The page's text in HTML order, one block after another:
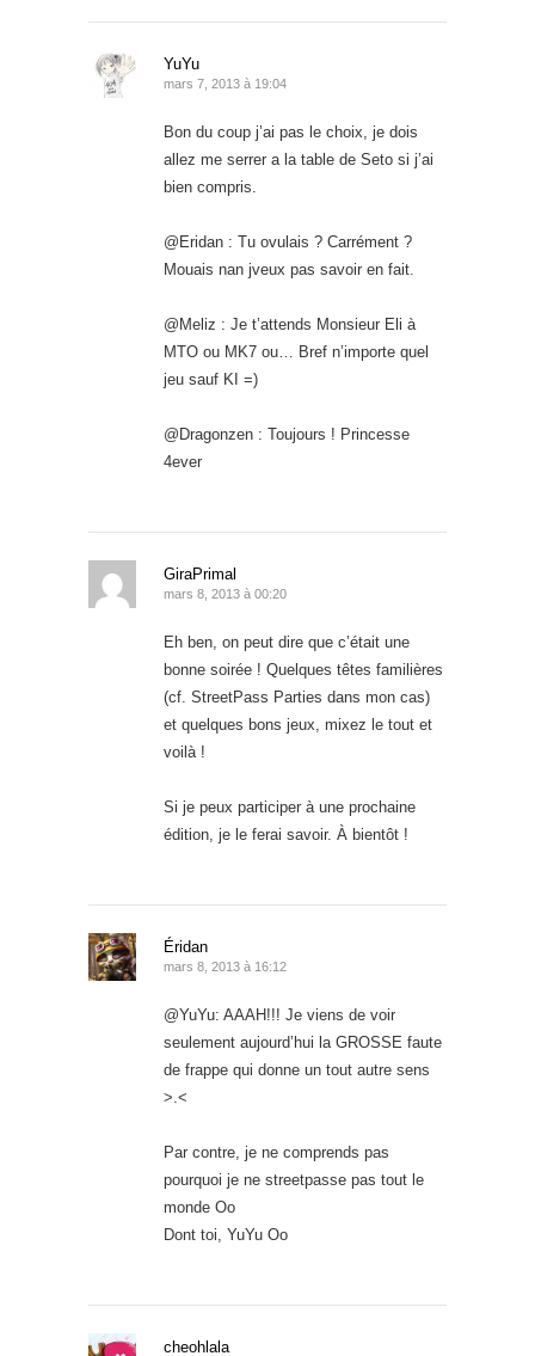
YuYu
mars 7, 2013 à 19:04
Bon du coup j’ai pas le choix, je dois
allez me serrer a la table de Seto si j’ai
bien compris.
@Eridan : Tu ovulais ? Carrément ?
Mouais nan jveux pas savoir en fait.
@Meliz : Je t’attends Monsieur Eli à
MTO ou MK7 ou… Bref n’importe quel
jeu sauf KI =)
@Dragonzen : Toujours ! Princesse
4ever
GiraPrimal
mars 8, 2013 à 00:20
Eh ben, on peut dire que c’était une
bonne soirée ! Quelques têtes familières
(cf. StreetPass Parties dans mon cas)
et quelques bons jeux, mixez le tout et
voilà !
Si je peux participer à une prochaine
édition, je le ferai savoir. À bientôt !
Éridan
mars 8, 2013 à 16:12
@YuYu: AAAH!!! Je viens de voir
seulement aujourd’hui la GROSSE faute
de frappe qui donne un tout autre sens
>.<
Par contre, je ne comprends pas
pourquoi je ne streetpasse pas tout le
monde Oo
Dont toi, YuYu Oo
cheohlala